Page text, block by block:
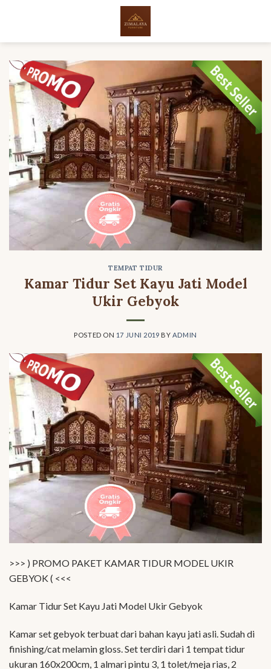
TEMPAT TIDUR
Kamar Tidur Set Kayu Jati Model
Ukir Gebyok
POSTED ON 17 JUNI 2019 BY ADMIN
>>> ) PROMO PAKET KAMAR TIDUR MODEL UKIR
GEBYOK ( <<<
Kamar Tidur Set Kayu Jati Model Ukir Gebyok
Kamar set gebyok terbuat dari bahan kayu jati asli. Sudah di
finishing/cat melamin gloss. Set terdiri dari 1 tempat tidur
ukuran 160x200cm, 1 almari pintu 3, 1 tolet/meja rias, 2